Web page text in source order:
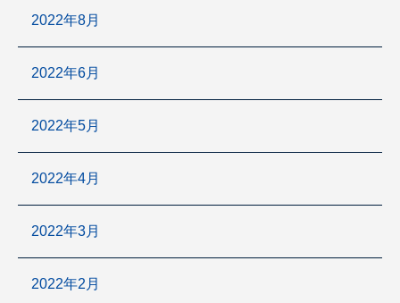
2022年8月
2022年6月
2022年5月
2022年4月
2022年3月
2022年2月